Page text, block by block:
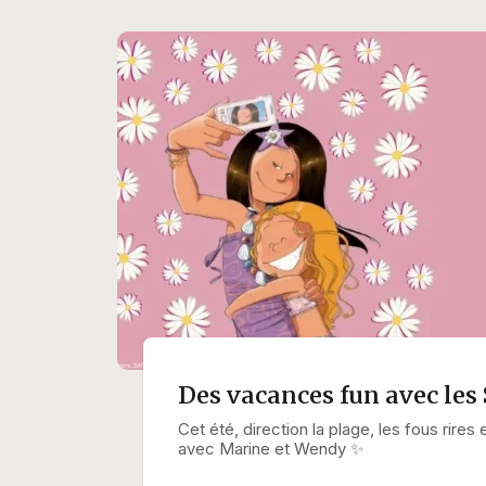
Des vacances fun avec
Cet été, direction la plage, les fous rires
avec Marine et Wendy ✨